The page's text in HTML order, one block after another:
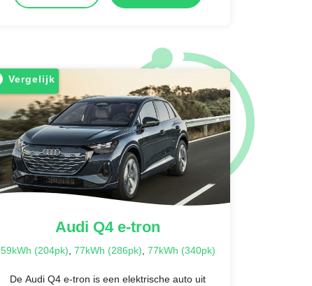
Vergelijk
Audi Q4 e-tron
59kWh (204pk) 77kWh (286pk) 77kWh (340pk)
De Audi Q4 e-tron is een elektrische auto uit